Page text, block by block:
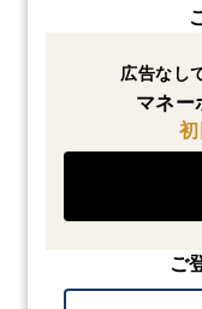
広告なし
マネー
初
ご